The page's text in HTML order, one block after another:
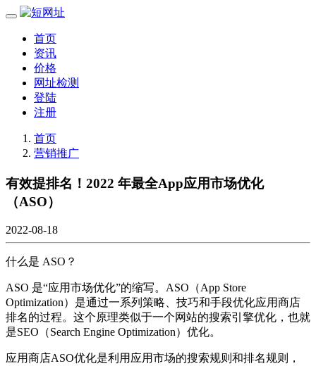
首页
资讯
价格
网址检测
登陆
注册
首页
营销推广
有效提排名！2022 年最全App应用市场优化
（ASO）
2022-08-18
什么是 ASO？
ASO 是“应用市场优化”的缩写。ASO（App Store
Optimization）是通过一系列策略、技巧和手段优化应用商店
排名的过程。这个原理类似于一个网站的搜索引擎优化，也就
是SEO（Search Engine Optimization）优化。
应用商店ASO优化是利用应用市场的搜索规则和排名规则，